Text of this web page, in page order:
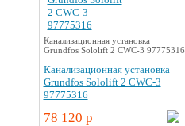
Канализационная установка
Grundfos Sololift 2 CWC-3 97775316
Канализационная установка
Grundfos Sololift 2 CWC-3
97775316
78 120 p